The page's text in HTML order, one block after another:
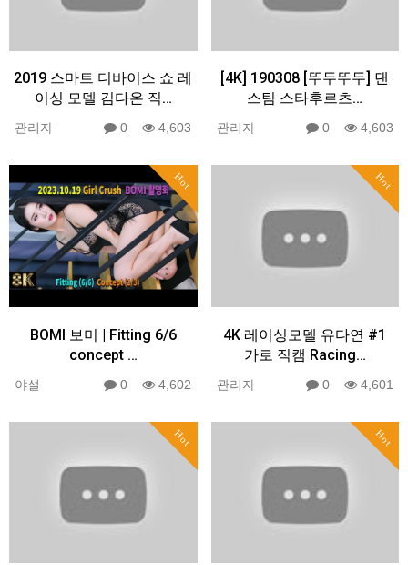
2019 스마트 디바이스 쇼 레
이싱 모델 김다온 직…
관리자 0 4,603
[4K] 190308 [뚜두뚜두] 댄
스팀 스타후르츠…
관리자 0 4,603
Hot
BOMI 보미 | Fitting 6/6
concept …
야설 0 4,602
Hot
4K 레이싱모델 유다연 #1
가로 직캠 Racing…
관리자 0 4,601
Hot Hot